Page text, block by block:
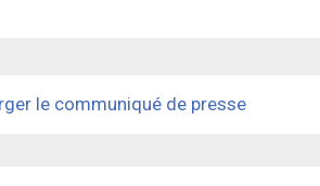
le communiqué de presse